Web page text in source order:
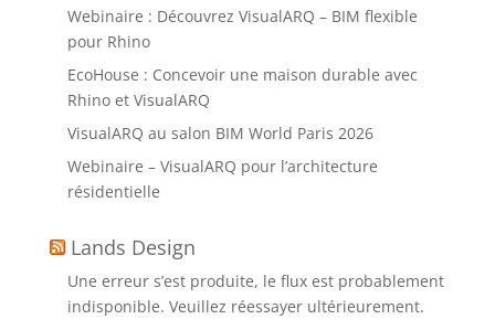
Webinaire : Découvrez VisualARQ – BIM flexible
pour Rhino
EcoHouse : Concevoir une maison durable avec
Rhino et VisualARQ
VisualARQ au salon BIM World Paris 2026
Webinaire – VisualARQ pour l’architecture
résidentielle
Lands Design
Une erreur s’est produite, le flux est probablement
indisponible. Veuillez réessayer ultérieurement.